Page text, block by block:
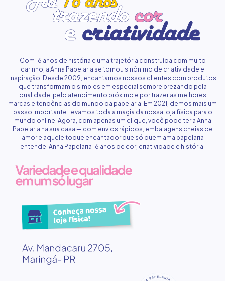
Com 16 anos de história e uma trajetória construída com muito
carinho, a Anna Papelaria se tornou sinônimo de criatividade e
inspiração. Desde 2009, encantamos nossos clientes com produtos
que transformam o simples em especial sempre prezando pela
qualidade, pelo atendimento próximo e por trazer as melhores
marcas e tendências do mundo da papelaria. Em 2021, demos mais um
passo importante: levamos toda a magia da nossa loja física para o
mundo online! Agora, com apenas um clique, você pode ter a Anna
Papelaria na sua casa — com envios rápidos, embalagens cheias de
amor e aquele toque encantador que só quem ama papelaria
entende. Anna Papelaria 16 anos de cor, criatividade e história!